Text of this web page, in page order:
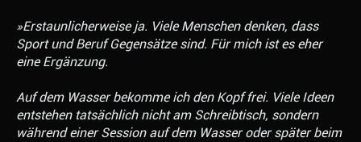
»Erstaunlicherweise ja. Viele Menschen denken, dass
Sport und Beruf Gegensätze sind. Für mich ist es eher
eine Ergänzung.
Auf dem Wasser bekomme ich den Kopf frei. Viele Ideen
entstehen tatsächlich nicht am Schreibtisch, sondern
während einer Session auf dem Wasser oder später beim